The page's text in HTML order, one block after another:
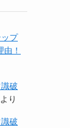
プ
！
破
より
破